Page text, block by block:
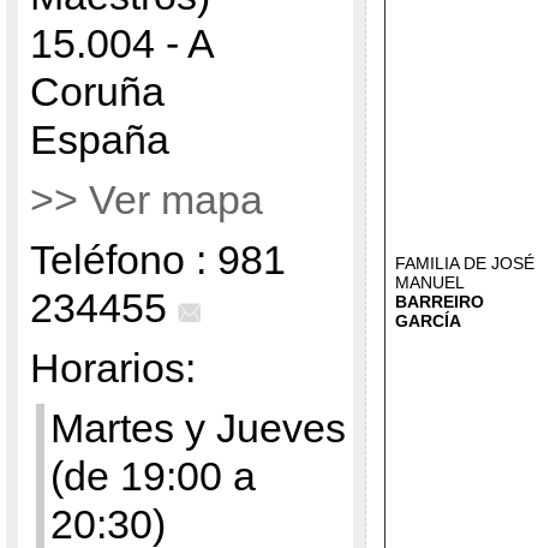
15.004 - A
Coruña
España
>> Ver mapa
Teléfono : 981
234455
Horarios:
Martes y Jueves
(de 19:00 a
20:30)
FAMILIA DE JOSÉ
MANUEL
BARREIRO
GARCÍA